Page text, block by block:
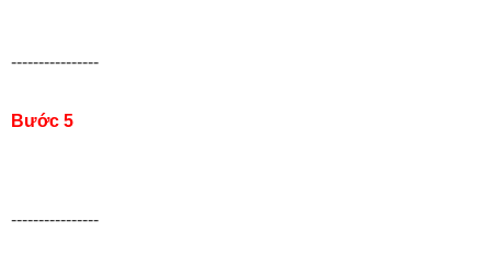
----------------
Bước 5
----------------